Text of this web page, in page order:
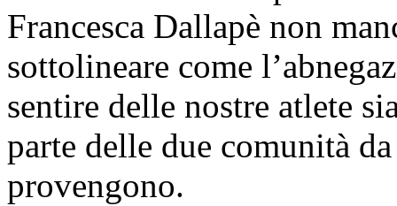
Francesca Dallapè non
sottolineare come
sentire delle nostre atlete
parte delle due comunità
provengono.